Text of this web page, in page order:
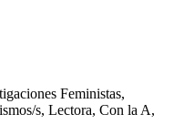
Feministas,
s, Lectora, Con la A,